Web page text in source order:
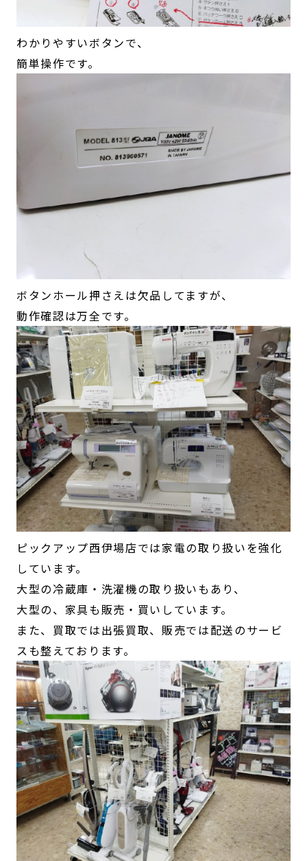
わかりやすいボタンで、
簡単操作です。
ボタンホール押さえは欠品してますが、
動作確認は万全です。
ピックアップ西伊場店では家電の取り扱いを強化
しています。
大型の冷蔵庫・洗濯機の取り扱いもあり、
大型の、家具も販売・買いしています。
また、買取では出張買取、販売では配送のサービ
スも整えております。